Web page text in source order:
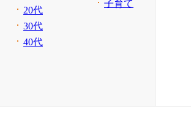
20代
30代
40代
子育て